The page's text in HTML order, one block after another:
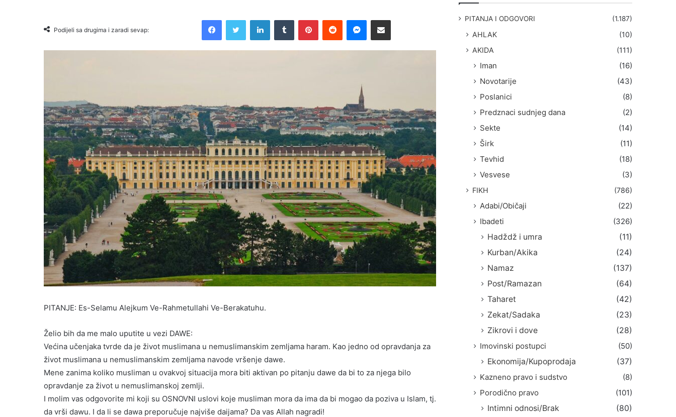
Podijeli sa drugima i zaradi sevap:
PITANJE: Es-Selamu Alejkum Ve-Rahmetullahi Ve-Berakatuhu.
Želio bih da me malo uputite u vezi DAWE:
Većina učenjaka tvrde da je život muslimana u nemuslimanskim zemljama haram. Kao jedno od opravdanja za
život muslimana u nemuslimanskim zemljama navode vršenje dawe.
Mene zanima koliko musliman u ovakvoj situacija mora biti aktivan po pitanju dawe da bi to za njega bilo
opravdanje za život u nemuslimanskoj zemlji.
I molim vas odgovorite mi koji su OSNOVNI uslovi koje musliman mora da ima da bi mogao da poziva u Islam, tj.
da vrši dawu. I da li se dawa preporučuje najviše daijama? Da vas Allah nagradi!
PITANJA I ODGOVORI (1.187)
AHLAK
(10)
AKIDA
(111)
Iman
(16)
Novotarije
(43)
Poslanici
(8)
Predznaci sudnjeg dana
(2)
Sekte
(14)
Širk
(11)
Tevhid
(18)
Vesvese
(3)
FIKH (786)
Adabi/Običaji
(22)
Ibadeti
(326)
Hadždž i umra
(11)
Kurban/Akika
(24)
Namaz
(137)
Post/Ramazan
(64)
Taharet
(42)
Zekat/Sadaka
(23)
Zikrovi i dove
(28)
Imovinski postupci
(50)
Ekonomija/Kupoprodaja
(37)
Kazneno pravo i sudstvo
(8)
Porodično pravo
(101)
Intimni odnosi/Brak
(80)